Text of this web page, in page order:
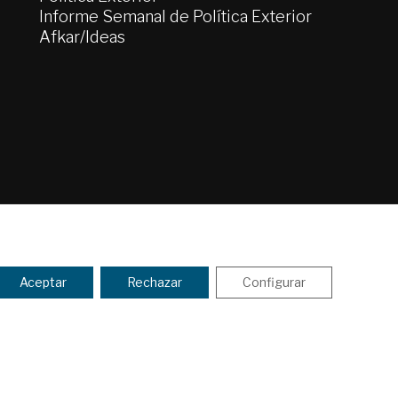
Informe Semanal de Política Exterior
Afkar/Ideas
Aceptar Rechazar Configurar
ENVIAR